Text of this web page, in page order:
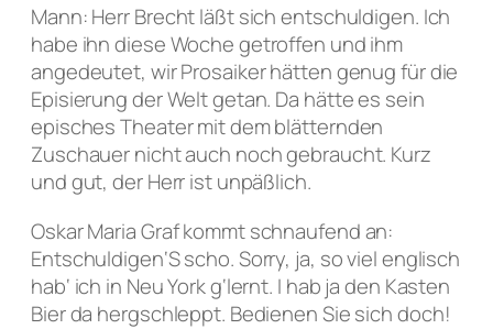
Mann: Herr Brecht läßt sich entschuldigen. Ich
habe ihn diese Woche getroffen und ihm
angedeutet, wir Prosaiker hätten genug für die
Episierung der Welt getan. Da hätte es sein
episches Theater mit dem blätternden
Zuschauer nicht auch noch gebraucht. Kurz
und gut, der Herr ist unpäßlich.
Oskar Maria Graf kommt schnaufend an:
Entschuldigen‘S scho. Sorry, ja, so viel englisch
hab‘ ich in Neu York g‘lernt. I hab ja den Kasten
Bier da hergschleppt. Bedienen Sie sich doch!